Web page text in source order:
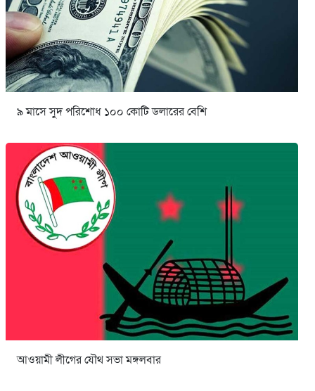
৯ মাসে সুদ পরিশোধ ১০০ কোটি ডলারের বেশি
আওয়ামী লীগের যৌথ সভা মঙ্গলবার